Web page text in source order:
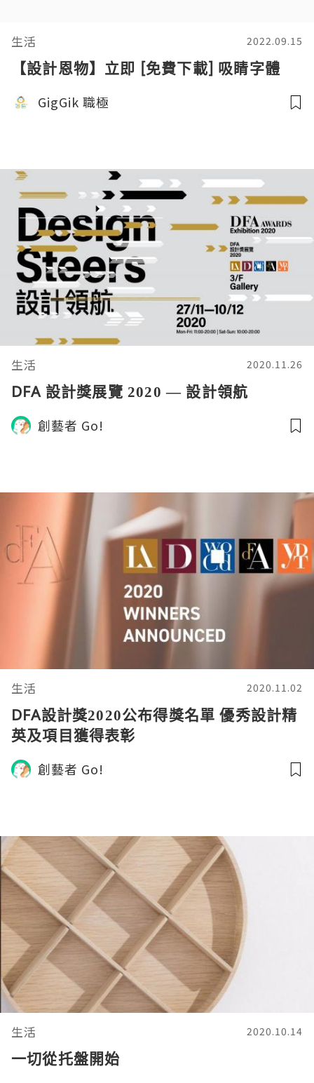
生活 2022.09.15
【設計恩物】立即 [免費下載] 吸睛字體
GigGik 職極
生活 2020.11.26
DFA 設計獎展覽 2020 — 設計領航
創藝者 Go!
生活 2020.11.02
DFA設計獎2020公布得獎名單 優秀設計精
英及項目獲得表彰
創藝者 Go!
生活 2020.10.14
一切從托盤開始